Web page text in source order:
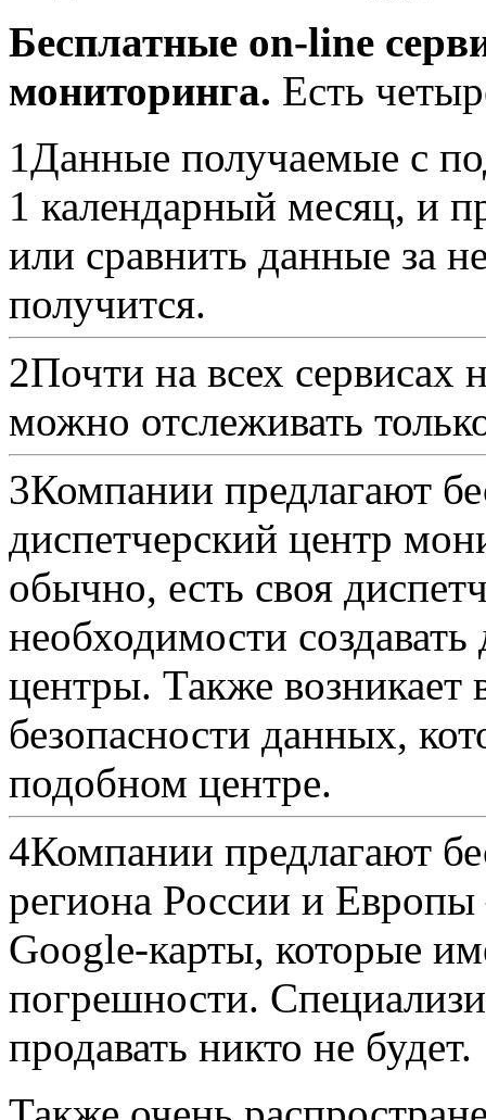
Бесплатные on-line
мониторинга. Есть
1Данные получаемые с
1 календарный месяц, и
или сравнить данные за
получится.
2Почти на всех сервисах
можно отслеживать
3Компании предлагают
диспетчерский центр
обычно, есть своя
необходимости
центры. Также возникает
безопасности данных,
подобном центре.
4Компании предлагают
региона России и
Google-карты, которые
погрешности.
продавать никто не будет.